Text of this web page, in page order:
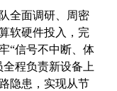
全面调研、周密
软硬件投入，完
“信号不中断、体
全程负责新设备上
隐患，实现从节